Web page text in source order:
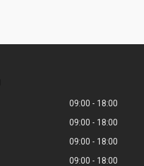
09:00
18:00
09:00
18:00
09:00
18:00
09:00
18:00